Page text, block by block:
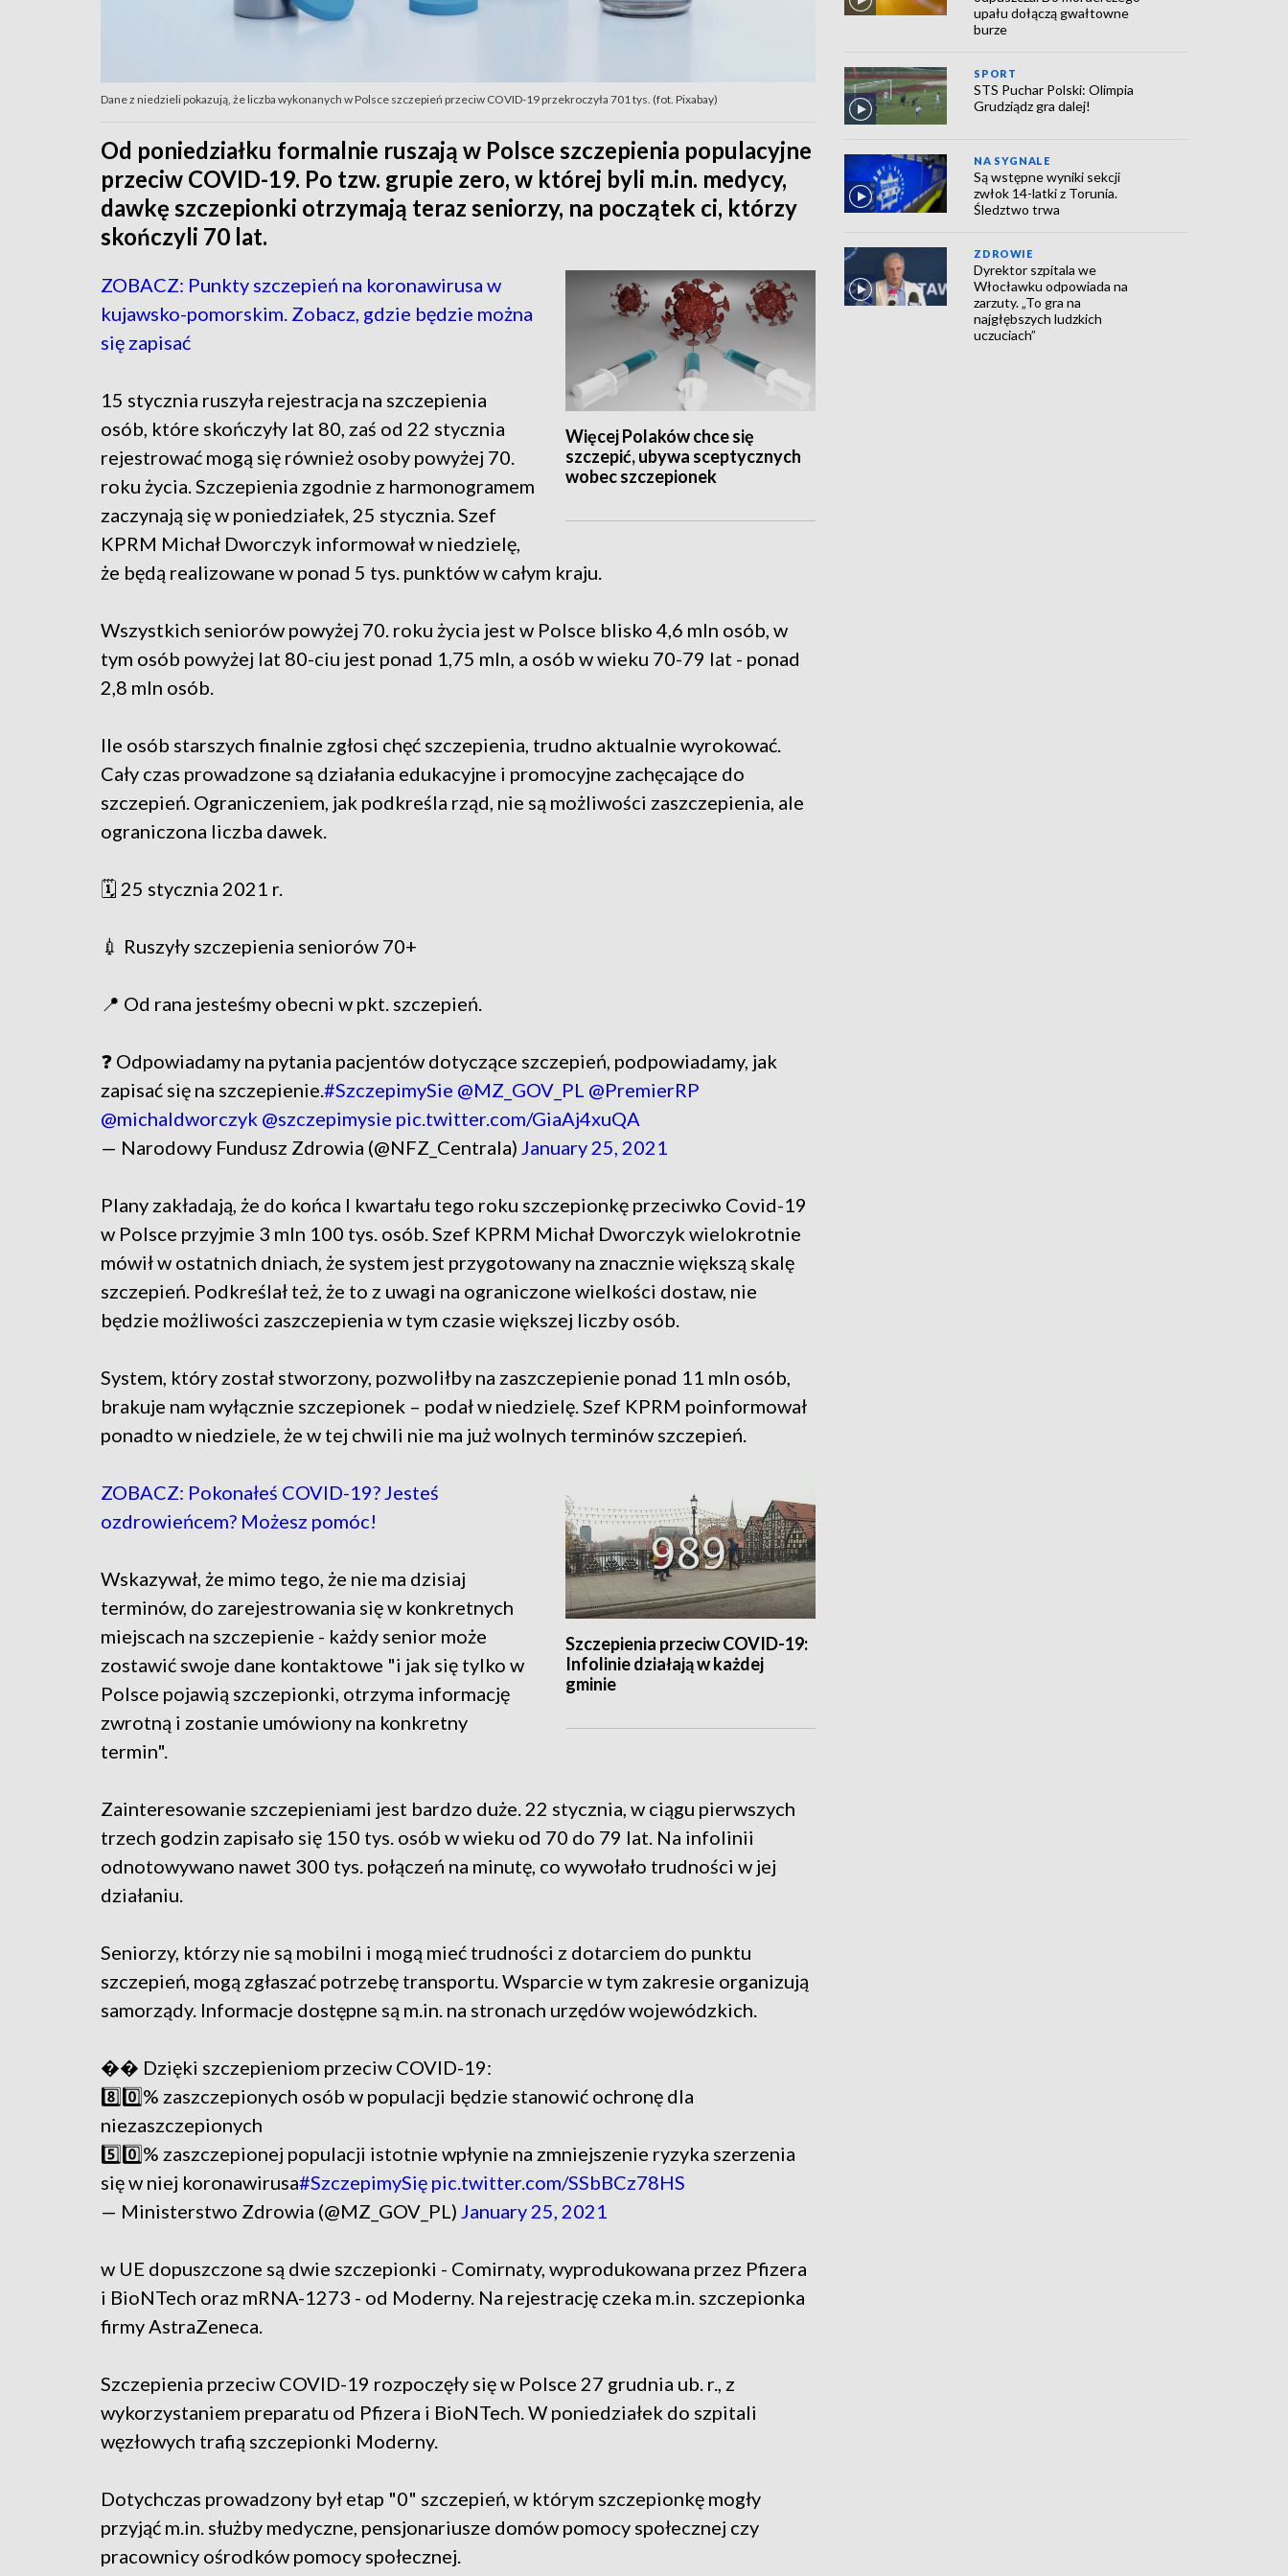
Dane z niedzieli pokazują, że liczba wykonanych w Polsce szczepień przeciw COVID-19 przekroczyła 701 tys. (fot. Pixabay)
Od poniedziałku formalnie ruszają w Polsce szczepienia populacyjne
przeciw COVID-19. Po tzw. grupie zero, w której byli m.in. medycy,
dawkę szczepionki otrzymają teraz seniorzy, na początek ci, którzy
skończyli 70 lat.
Więcej Polaków chce się
szczepić, ubywa sceptycznych
wobec szczepionek
ZOBACZ: Punkty szczepień na koronawirusa w
kujawsko-pomorskim. Zobacz, gdzie będzie można
się zapisać
15 stycznia ruszyła rejestracja na szczepienia
osób, które skończyły lat 80, zaś od 22 stycznia
rejestrować mogą się również osoby powyżej 70.
roku życia. Szczepienia zgodnie z harmonogramem
zaczynają się w poniedziałek, 25 stycznia. Szef
KPRM Michał Dworczyk informował w niedzielę,
że będą realizowane w ponad 5 tys. punktów w całym kraju.
Wszystkich seniorów powyżej 70. roku życia jest w Polsce blisko 4,6 mln osób, w
tym osób powyżej lat 80-ciu jest ponad 1,75 mln, a osób w wieku 70-79 lat - ponad
2,8 mln osób.
Ile osób starszych finalnie zgłosi chęć szczepienia, trudno aktualnie wyrokować.
Cały czas prowadzone są działania edukacyjne i promocyjne zachęcające do
szczepień. Ograniczeniem, jak podkreśla rząd, nie są możliwości zaszczepienia, ale
ograniczona liczba dawek.
🗓️ 25 stycznia 2021 r.
💉 Ruszyły szczepienia seniorów 70+
📍 Od rana jesteśmy obecni w pkt. szczepień.
❓ Odpowiadamy na pytania pacjentów dotyczące szczepień, podpowiadamy, jak
zapisać się na szczepienie.#SzczepimySie @MZ_GOV_PL @PremierRP
@michaldworczyk @szczepimysie pic.twitter.com/GiaAj4xuQA
— Narodowy Fundusz Zdrowia (@NFZ_Centrala) January 25, 2021
Plany zakładają, że do końca I kwartału tego roku szczepionkę przeciwko Covid-19
w Polsce przyjmie 3 mln 100 tys. osób. Szef KPRM Michał Dworczyk wielokrotnie
mówił w ostatnich dniach, że system jest przygotowany na znacznie większą skalę
szczepień. Podkreślał też, że to z uwagi na ograniczone wielkości dostaw, nie
będzie możliwości zaszczepienia w tym czasie większej liczby osób.
System, który został stworzony, pozwoliłby na zaszczepienie ponad 11 mln osób,
brakuje nam wyłącznie szczepionek – podał w niedzielę. Szef KPRM poinformował
ponadto w niedziele, że w tej chwili nie ma już wolnych terminów szczepień.
Szczepienia przeciw COVID-19:
Infolinie działają w każdej
gminie
ZOBACZ: Pokonałeś COVID-19? Jesteś
ozdrowieńcem? Możesz pomóc!
Wskazywał, że mimo tego, że nie ma dzisiaj
terminów, do zarejestrowania się w konkretnych
miejscach na szczepienie - każdy senior może
zostawić swoje dane kontaktowe "i jak się tylko w
Polsce pojawią szczepionki, otrzyma informację
zwrotną i zostanie umówiony na konkretny
termin".
Zainteresowanie szczepieniami jest bardzo duże. 22 stycznia, w ciągu pierwszych
trzech godzin zapisało się 150 tys. osób w wieku od 70 do 79 lat. Na infolinii
odnotowywano nawet 300 tys. połączeń na minutę, co wywołało trudności w jej
działaniu.
Seniorzy, którzy nie są mobilni i mogą mieć trudności z dotarciem do punktu
szczepień, mogą zgłaszać potrzebę transportu. Wsparcie w tym zakresie organizują
samorządy. Informacje dostępne są m.in. na stronach urzędów wojewódzkich.
�� Dzięki szczepieniom przeciw COVID-19:
8️⃣0️⃣% zaszczepionych osób w populacji będzie stanowić ochronę dla
niezaszczepionych
5️⃣0️⃣% zaszczepionej populacji istotnie wpłynie na zmniejszenie ryzyka szerzenia
się w niej koronawirusa#SzczepimySię pic.twitter.com/SSbBCz78HS
— Ministerstwo Zdrowia (@MZ_GOV_PL) January 25, 2021
w UE dopuszczone są dwie szczepionki - Comirnaty, wyprodukowana przez Pfizera
i BioNTech oraz mRNA-1273 - od Moderny. Na rejestrację czeka m.in. szczepionka
firmy AstraZeneca.
Szczepienia przeciw COVID-19 rozpoczęły się w Polsce 27 grudnia ub. r., z
wykorzystaniem preparatu od Pfizera i BioNTech. W poniedziałek do szpitali
węzłowych trafią szczepionki Moderny.
Dotychczas prowadzony był etap "0" szczepień, w którym szczepionkę mogły
przyjąć m.in. służby medyczne, pensjonariusze domów pomocy społecznej czy
pracownicy ośrodków pomocy społecznej.
upału dołączą gwałtowne
burze
SPORT
STS Puchar Polski: Olimpia
Grudziądz gra dalej!
NA SYGNALE
Są wstępne wyniki sekcji
zwłok 14-latki z Torunia.
Śledztwo trwa
ZDROWIE
Dyrektor szpitala we
Włocławku odpowiada na
zarzuty. „To gra na
najgłębszych ludzkich
uczuciach”